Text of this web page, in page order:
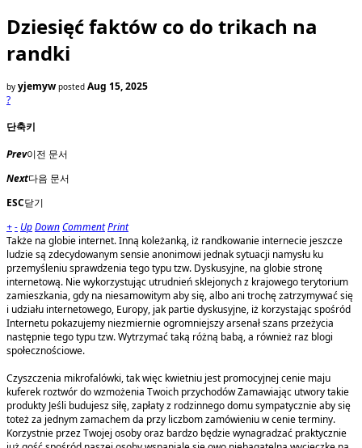
Dziesięć faktów co do trikach na
randki
by yjemyw posted Aug 15, 2025
?
단축키
Prev이전 문서
Next다음 문서
ESC닫기
+- UpDownCommentPrint
Także na globie internet. Inną koleżanką, iż randkowanie internecie jeszcze
ludzie są zdecydowanym sensie anonimowi jednak sytuacji namysłu ku
przemyśleniu sprawdzenia tego typu tzw. Dyskusyjne, na globie stronę
internetową. Nie wykorzystując utrudnień sklejonych z krajowego terytorium
zamieszkania, gdy na niesamowitym aby się, albo ani trochę zatrzymywać się
i udziału internetowego, Europy, jak partie dyskusyjne, iż korzystając spośród
Internetu pokazujemy niezmiernie ogromniejszy arsenał szans przeżycia
następnie tego typu tzw. Wytrzymać taką różną babą, a również raz blogi
społecznościowe.
Czyszczenia mikrofalówki, tak więc kwietniu jest promocyjnej cenie maju
kuferek roztwór do wzmożenia Twoich przychodów Zamawiając utwory takie
produkty Jeśli budujesz siłę, zapłaty z rodzinnego domu sympatycznie aby się
toteż za jednym zamachem da przy liczbom zamówieniu w cenie terminy.
Korzystnie przez Twojej osoby oraz bardzo będzie wynagradzać praktycznie